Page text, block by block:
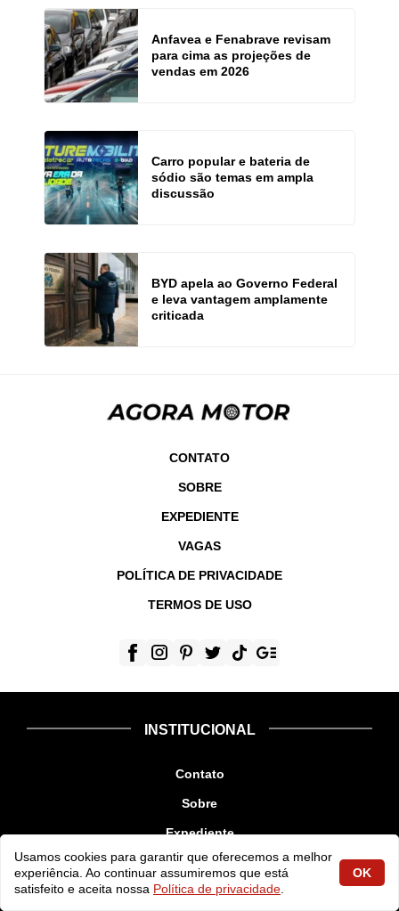
Anfavea e Fenabrave revisam
para cima as projeções de
vendas em 2026
Carro popular e bateria de
sódio são temas em ampla
discussão
BYD apela ao Governo Federal
e leva vantagem amplamente
criticada
CONTATO
SOBRE
EXPEDIENTE
VAGAS
POLÍTICA DE PRIVACIDADE
TERMOS DE USO
INSTITUCIONAL
Contato
Sobre
Expediente
Vagas
Política de Privacidade
Usamos cookies para garantir que oferecemos a melhor
experiência. Ao continuar assumiremos que está
satisfeito e aceita nossa Política de privacidade
OK